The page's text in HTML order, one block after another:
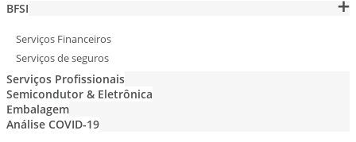
BFSI
Serviços Financeiros
Serviços de seguros
Serviços Profissionais
Semicondutor & Eletrônica
Embalagem
Análise COVID-19